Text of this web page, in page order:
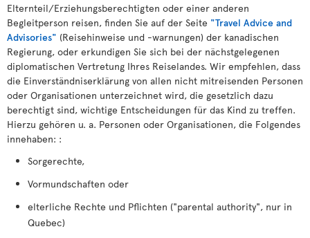
Elternteil/Erziehungsberechtigten oder einer anderen
Begleitperson reisen, finden Sie auf der Seite "Travel Advice and
Advisories" (Reisehinweise und -warnungen) der kanadischen
Regierung, oder erkundigen Sie sich bei der nächstgelegenen
diplomatischen Vertretung Ihres Reiselandes. Wir empfehlen, dass
die Einverständniserklärung von allen nicht mitreisenden Personen
oder Organisationen unterzeichnet wird, die gesetzlich dazu
berechtigt sind, wichtige Entscheidungen für das Kind zu treffen.
Hierzu gehören u. a. Personen oder Organisationen, die Folgendes
innehaben: :
Sorgerechte,
Vormundschaften oder
elterliche Rechte und Pflichten ("parental authority", nur in
Quebec)